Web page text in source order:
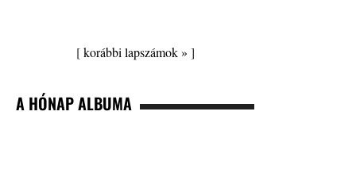
[korábbi lapszámok » ]
A HÓNAP ALBUMA